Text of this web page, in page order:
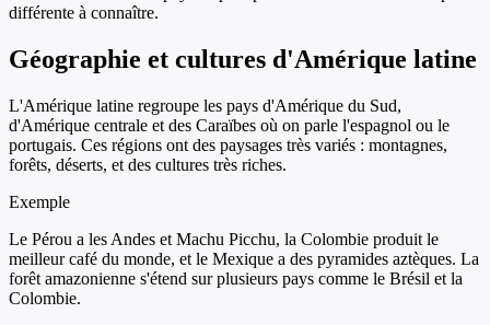
différente à connaître.
Géographie et cultures d'Amérique latine
L'Amérique latine regroupe les pays d'Amérique du Sud,
d'Amérique centrale et des Caraïbes où on parle l'espagnol ou le
portugais. Ces régions ont des paysages très variés : montagnes,
forêts, déserts, et des cultures très riches.
Exemple
Le Pérou a les Andes et Machu Picchu, la Colombie produit le
meilleur café du monde, et le Mexique a des pyramides aztèques. La
forêt amazonienne s'étend sur plusieurs pays comme le Brésil et la
Colombie.